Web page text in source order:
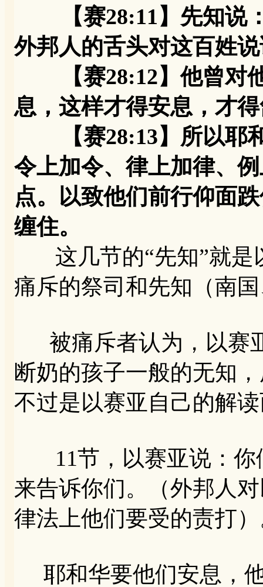
【赛28:11】先知说：
外邦人的舌头对这百姓
【赛28:12】他曾对他
息，这样才得安息，才
【赛28:13】所以耶和
令上加令、律上加律、
点。以致他们前行仰面
缠住。
这几节的“先知”就是
痛斥的祭司和先知（南
被痛斥者认为，以赛
断奶的孩子一般的无知
不过是以赛亚自己的解
11节，以赛亚说：你
来告诉你们。（外邦人
律法上他们要受的责打
耶和华要他们安息，